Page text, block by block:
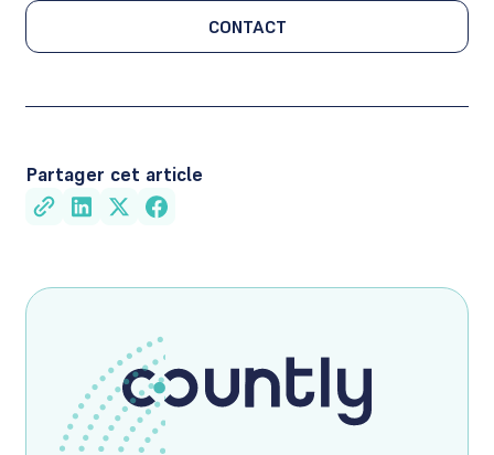
CONTACT
Partager cet article